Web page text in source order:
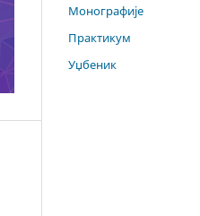
Монографије
Практикум
Уџбеник